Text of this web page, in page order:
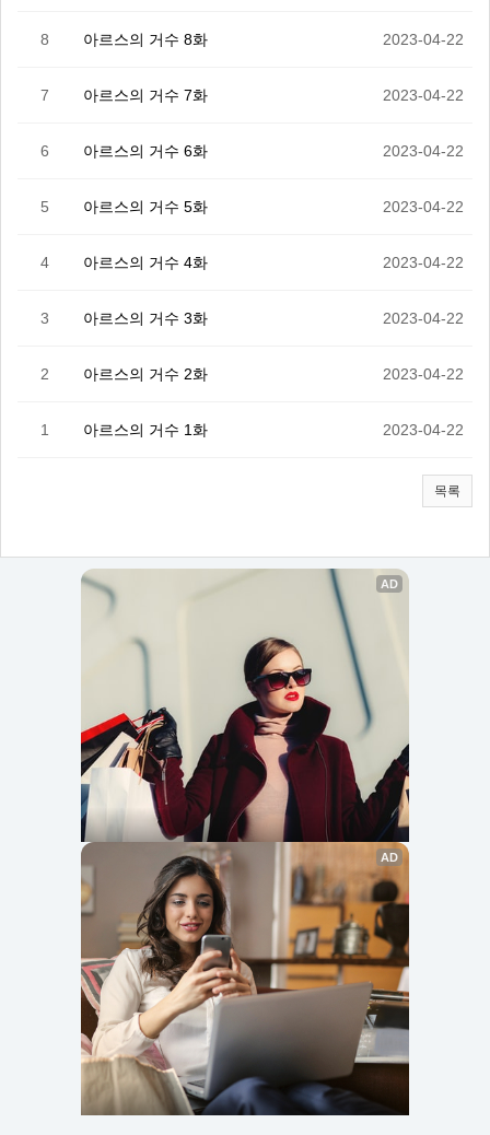
8 아르스의 거수 8화 2023-04-22
7 아르스의 거수 7화 2023-04-22
6 아르스의 거수 6화 2023-04-22
5 아르스의 거수 5화 2023-04-22
4 아르스의 거수 4화 2023-04-22
3 아르스의 거수 3화 2023-04-22
2 아르스의 거수 2화 2023-04-22
1 아르스의 거수 1화 2023-04-22
목록